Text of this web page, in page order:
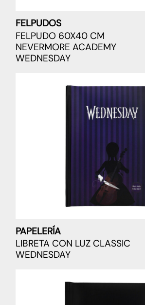
FELPUDOS
FELPUDO 60X40 CM
NEVERMORE ACADEMY
WEDNESDAY
PAPELERÍA
LIBRETA CON LUZ CLASSIC
WEDNESDAY